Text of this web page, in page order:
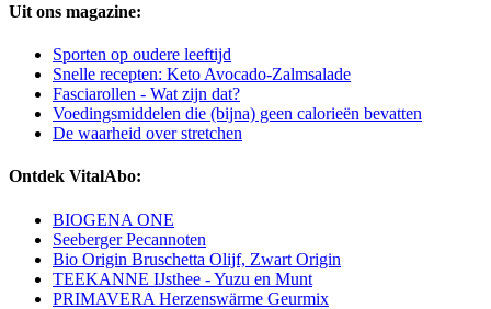
Uit ons magazine:
Sporten op oudere leeftijd
Snelle recepten: Keto Avocado-Zalmsalade
Fasciarollen - Wat zijn dat?
Voedingsmiddelen die (bijna) geen calorieën bevatten
De waarheid over stretchen
Ontdek VitalAbo:
BIOGENA ONE
Seeberger Pecannoten
Bio Origin Bruschetta Olijf, Zwart Origin
TEEKANNE IJsthee - Yuzu en Munt
PRIMAVERA Herzenswärme Geurmix